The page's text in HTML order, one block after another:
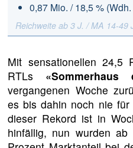
0,87 Mio. / 18,5 %
Reichweite ab 3 J. / MA 14-49
Mit sensationellen 24,5
RTLs
vergangenen Woche
es bis dahin noch nie für
dieser Rekord ist in
hinfällig, nun wurden